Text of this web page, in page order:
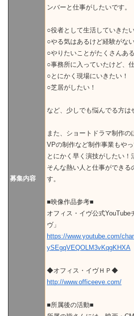
募集内容
ンバーと仕事がしたいです。
○役者として生活していきたい
○やる気はあるけど経験がな
○やりたいことがたくさんあ
○事務所に入っていたけど、
○とにかく現場にいきたい！
○芝居がしたい！
など、少しでも悩んでる方は
また、ショートドラマ制作
VPの制作など制作事業もやっ
とにかく早く演技がしたい！
そんな熱い人と仕事ができる
す。
■映像作品参考■
オフィス・イヴ公式YouTube
ヴ」
https://www.youtube.com/
ySEgqVEQOLM3vKqgKHXA
◆オフィス・イヴＨＰ◆
http://www.officeeve.com/
■所属後の活動■